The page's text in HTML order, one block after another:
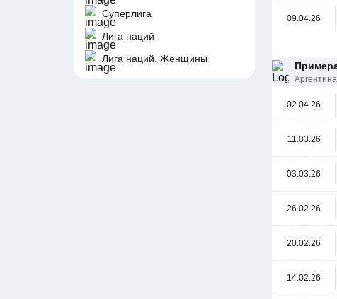
Суперлига
Лига наций
Лига наций. Женщины
09.04.26
Аргентина
02.04.26
11.03.26
03.03.26
26.02.26
20.02.26
14.02.26